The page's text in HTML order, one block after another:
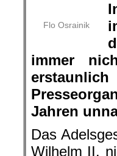
Flo Osrainik
immer
Jahren
Das
Wilhelm II.